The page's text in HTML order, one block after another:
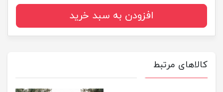
افزودن به سبد خرید
کالاهای مرتبط